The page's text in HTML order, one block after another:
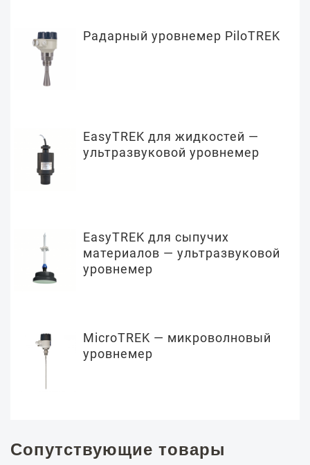
Радарный уровнемер PiloTREK
EasyTREK для жидкостей —
ультразвуковой уровнемер
EasyTREK для сыпучих
материалов — ультразвуковой
уровнемер
MicroTREK — микроволновый
уровнемер
Сопутствующие товары